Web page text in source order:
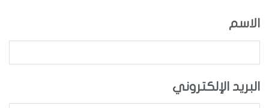
الاسم
البريد الإلكتروني